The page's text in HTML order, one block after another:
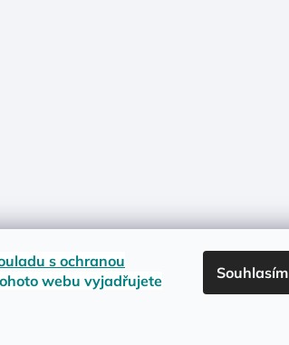
s ochranou
webu vyjadřujete
Souhlasím